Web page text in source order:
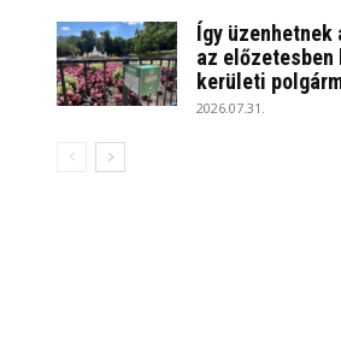
Így üzenhetnek
az előzetesben
kerületi
2026.07.31.